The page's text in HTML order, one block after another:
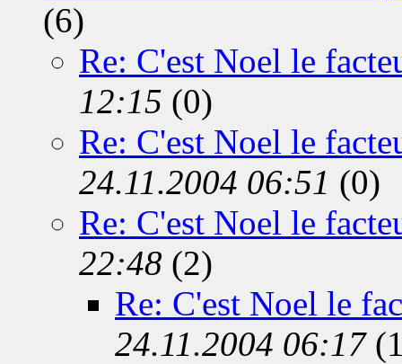
(6)
Re: C'est Noel le
12:15 (0)
Re: C'est Noel le
24.11.2004 06:51 (0)
Re: C'est Noel le
22:48 (2)
Re: C'est Noel le
24.11.2004 06:17